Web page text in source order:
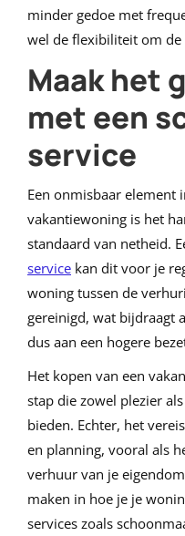
minder gedoe met
wel de flexibiliteit om
Maak het
met een
service
Een onmisbaar element
vakantiewoning is het
standaard van netheid.
service kan dit voor je
woning tussen de
gereinigd, wat bijdraagt
dus aan een hogere
Het kopen van een
stap die zowel plezier
bieden. Echter, het
en planning, vooral als
verhuur van je
maken in hoe je je
services zoals